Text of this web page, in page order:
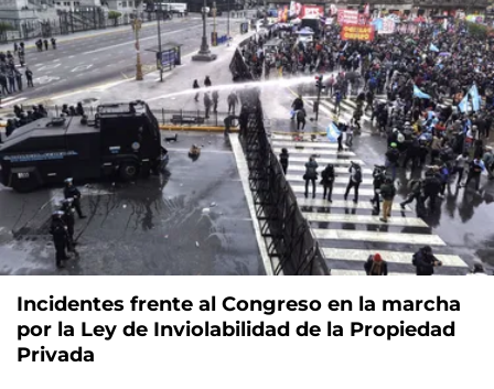
Incidentes frente al Congreso en la marcha
por la Ley de Inviolabilidad de la Propiedad
Privada